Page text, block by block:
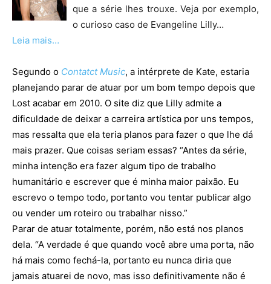
que a série lhes trouxe. Veja por exemplo,
o curioso caso de Evangeline Lilly…
Leia mais…
Segundo o Contatct Music, a intérprete de Kate, estaria
planejando parar de atuar por um bom tempo depois que
Lost acabar em 2010. O site diz que Lilly admite a
dificuldade de deixar a carreira artística por uns tempos,
mas ressalta que ela teria planos para fazer o que lhe dá
mais prazer. Que coisas seriam essas? “Antes da série,
minha intenção era fazer algum tipo de trabalho
humanitário e escrever que é minha maior paixão. Eu
escrevo o tempo todo, portanto vou tentar publicar algo
ou vender um roteiro ou trabalhar nisso.”
Parar de atuar totalmente, porém, não está nos planos
dela. “A verdade é que quando você abre uma porta, não
há mais como fechá-la, portanto eu nunca diria que
jamais atuarei de novo, mas isso definitivamente não é